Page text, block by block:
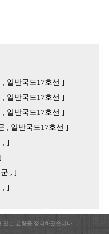
일반국도17호선 ]
일반국도17호선 ]
일반국도17호선 ]
, 일반국도17호선 ]
, ]
, ]
, ]
는 교량을 정리하였습니다.